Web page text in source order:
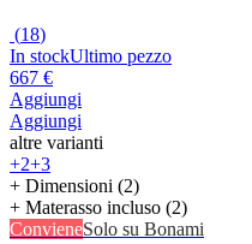
(18)
In stockUltimo pezzo
667 €
Aggiungi
Aggiungi
altre varianti
+2+3
+ Dimensioni (2)
+ Materasso incluso (2)
ConvieneSolo su Bonami